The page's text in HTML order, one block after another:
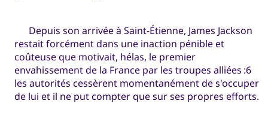
Depuis son arrivée à Saint-Étienne, James Jackson
restait forcément dans une inaction pénible et
coûteuse que motivait, hélas, le premier
envahissement de la France par les troupes alliées :6
les autorités cessèrent momentanément de s'occuper
de lui et il ne put compter que sur ses propres efforts.